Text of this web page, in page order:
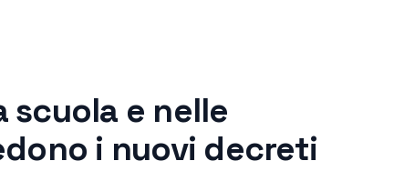
e nelle
i nuovi decreti